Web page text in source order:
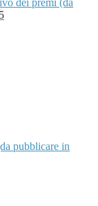
dei premi (da
5
pubblicare in